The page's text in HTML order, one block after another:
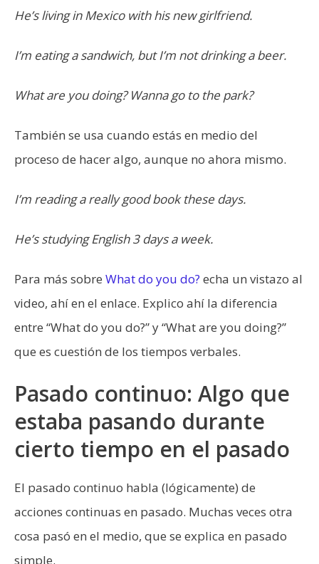
He’s living in Mexico with his new girlfriend.
I’m eating a sandwich, but I’m not drinking a beer.
What are you doing? Wanna go to the park?
También se usa cuando estás en medio del
proceso de hacer algo, aunque no ahora mismo.
I’m reading a really good book these days.
He’s studying English 3 days a week.
Para más sobre What do you do? echa un vistazo al
video, ahí en el enlace. Explico ahí la diferencia
entre “What do you do?” y “What are you doing?”
que es cuestión de los tiempos verbales.
Pasado continuo: Algo que
estaba pasando durante
cierto tiempo en el pasado
El pasado continuo habla (lógicamente) de
acciones continuas en pasado. Muchas veces otra
cosa pasó en el medio, que se explica en pasado
simple.